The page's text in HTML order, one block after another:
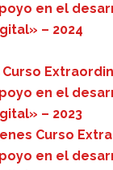
en el
– 2024
en el
– 2023
Curso
en el